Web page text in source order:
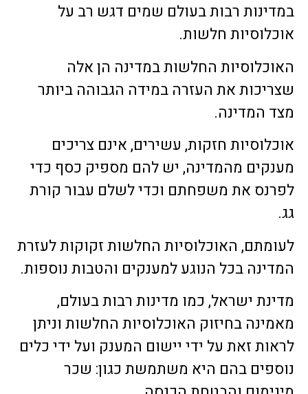
במדינות רבות בעולם שמים דגש רב על
אוכלוסיות חלשות.
האוכלוסיות החלשות במדינה הן אלה
שצריכות את העזרה במידה הגבוהה ביותר
מצד המדינה.
אוכלוסיות חזקות, עשירים, אינם צריכים
מענקים מהמדינה, יש להם מספיק כסף כדי
לפרנס את משפחתם וכדי לשלם עבור קורת
גג.
לעומתם, האוכלוסיות החלשות זקוקות לעזרת
המדינה בכל הנוגע למענקים והטבות נוספות.
מדינת ישראל, כמו מדינות רבות בעולם,
מאמינה בחיזוק האוכלוסיות החלשות וניתן
לראות זאת על ידי יישום המענק ועל ידי כלים
נוספים בהם היא משתמשת כגון: שכר